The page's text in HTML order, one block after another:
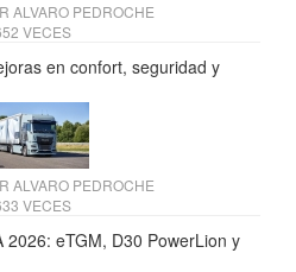
ALVARO PEDROCHE
VECES
en confort, seguridad y
ALVARO PEDROCHE
VECES
2026: eTGM, D30 PowerLion y